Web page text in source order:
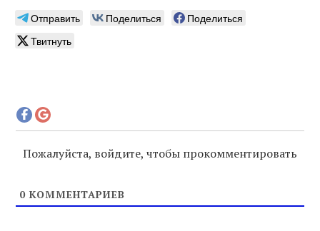
Отправить Поделиться
Поделиться
Твитнуть
Пожалуйста, войдите, чтобы прокомментировать
0 КОММЕНТАРИЕВ